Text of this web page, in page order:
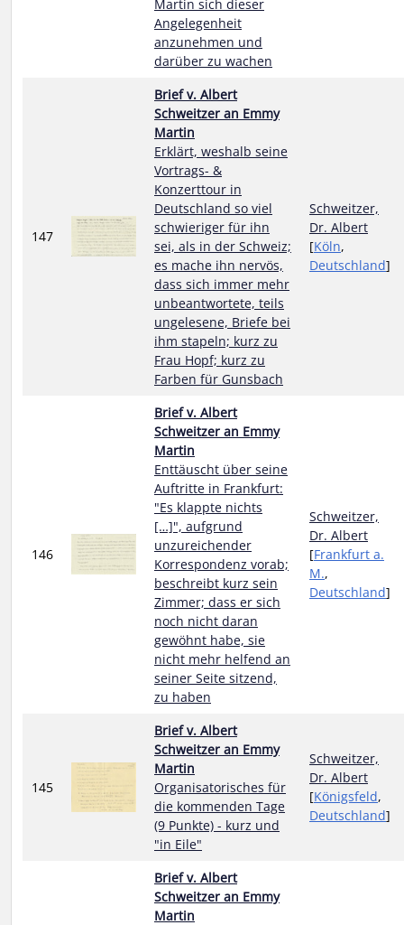
Martin sich dieser
Angelegenheit
anzunehmen und
darüber zu wachen
147
Brief v. Albert
Schweitzer an Emmy
Martin
Erklärt, weshalb seine
Vortrags- &
Konzerttour in
Deutschland so viel
schwieriger für ihn
sei, als in der Schweiz;
es mache ihn nervös,
dass sich immer mehr
unbeantwortete, teils
ungelesene, Briefe bei
ihm stapeln; kurz zu
Frau Hopf; kurz zu
Farben für Gunsbach
Schweitzer,
Dr. Albert
[Köln,
Deutschland]
146
Brief v. Albert
Schweitzer an Emmy
Martin
Enttäuscht über seine
Auftritte in Frankfurt:
"Es klappte nichts
[…]", aufgrund
unzureichender
Korrespondenz vorab;
beschreibt kurz sein
Zimmer; dass er sich
noch nicht daran
gewöhnt habe, sie
nicht mehr helfend an
seiner Seite sitzend,
zu haben
Schweitzer,
Dr. Albert
[Frankfurt a.
M.,
Deutschland]
145
Brief v. Albert
Schweitzer an Emmy
Martin
Organisatorisches für
die kommenden Tage
(9 Punkte) - kurz und
"in Eile"
Schweitzer,
Dr. Albert
[Königsfeld,
Deutschland]
Brief v. Albert
Schweitzer an Emmy
Martin